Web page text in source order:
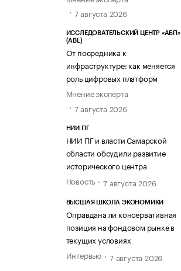
7 августа 2026
ИССЛЕДОВАТЕЛЬСКИЙ ЦЕНТР «АБП»
(ABL)
От посредника к
инфраструктуре: как меняется
роль цифровых платформ
Мнение эксперта
7 августа 2026
НИИ ПГ
НИИ ПГ и власти Самарской
области обсудили развитие
исторического центра
Новость
7 августа 2026
ВЫСШАЯ ШКОЛА ЭКОНОМИКИ
Оправдана ли консервативная
позиция на фондовом рынке в
текущих условиях
Интервью
7 августа 2026